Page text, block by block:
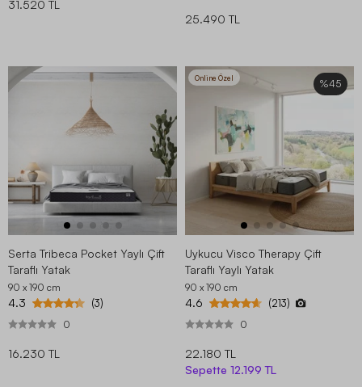
31.520 TL
25.490 TL
Serta Tribeca Pocket Yaylı Çift
Taraflı Yatak
90 x 190 cm
4.3 (3)
0
16.230 TL
%45
Online Özel
Uykucu Visco Therapy Çift
Taraflı Yaylı Yatak
90 x 190 cm
4.6 (213)
0
22.180 TL
Sepette 12.199 TL